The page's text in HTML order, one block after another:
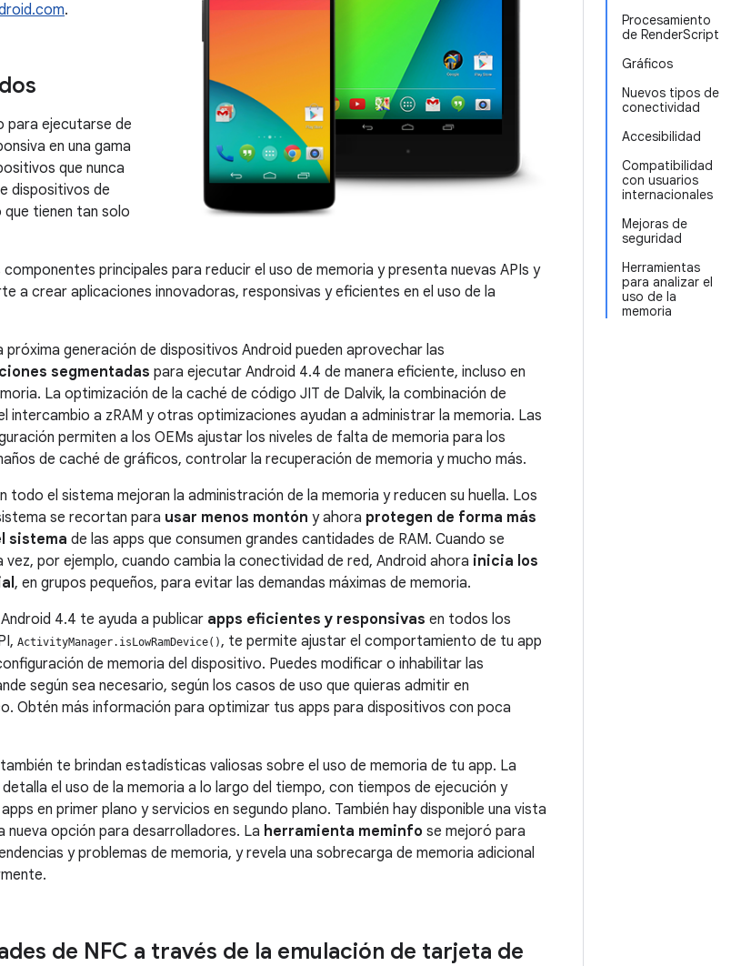
Procesamiento
de RenderScript
Gráficos
Nuevos tipos de
conectividad
Accesibilidad
Compatibilidad
con usuarios
internacionales
Mejoras de
seguridad
Herramientas
para analizar el
uso de la
memoria
.
para ejecutarse de
en una gama
que nunca
dispositivos de
tienen tan solo
principales para reducir el uso de memoria y presenta nuevas APIs y
a crear aplicaciones innovadoras, responsivas y eficientes en el uso de la
próxima generación de dispositivos Android pueden aprovechar las
segmentadas para ejecutar Android 4.4 de manera eficiente, incluso en
La optimización de la caché de código JIT de Dalvik, la combinación de
intercambio a zRAM y otras optimizaciones ayudan a administrar la memoria. Las
permiten a los OEMs ajustar los niveles de falta de memoria para los
de caché de gráficos, controlar la recuperación de memoria y mucho más.
todo el sistema mejoran la administración de la memoria y reducen su huella. Los
se recortan para usar menos montón y ahora protegen de forma más
sistema de las apps que consumen grandes cantidades de RAM. Cuando se
vez, por ejemplo, cuando cambia la conectividad de red, Android ahora inicia los
, en grupos pequeños, para evitar las demandas máximas de memoria.
Android 4.4 te ayuda a publicar apps eficientes y responsivas en todos los
ActivityManager.isLowRamDevice(), te permite ajustar el comportamiento de tu app
de memoria del dispositivo. Puedes modificar o inhabilitar las
según sea necesario, según los casos de uso que quieras admitir en
Obtén más información para optimizar tus apps para dispositivos con poca
te brindan estadísticas valiosas sobre el uso de memoria de tu app. La
detalla el uso de la memoria a lo largo del tiempo, con tiempos de ejecución y
en primer plano y servicios en segundo plano. También hay disponible una vista
nueva opción para desarrolladores. La herramienta meminfo se mejoró para
y problemas de memoria, y revela una sobrecarga de memoria adicional
de NFC a través de la emulación de tarjeta de